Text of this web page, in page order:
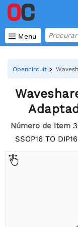
 Menu
Opencircuit
Número de item
SSOP16 TO DIP16